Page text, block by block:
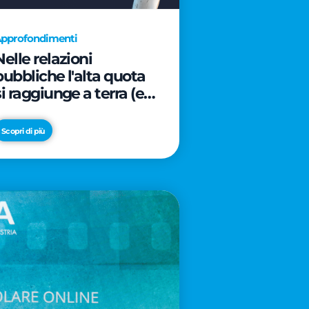
relazioni
l'alta quota
raggiunge a terra (e
Scopri di più